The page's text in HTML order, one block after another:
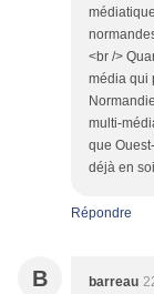
<br />
média qui
multi-
que
déjà en
Répondre
B barreau